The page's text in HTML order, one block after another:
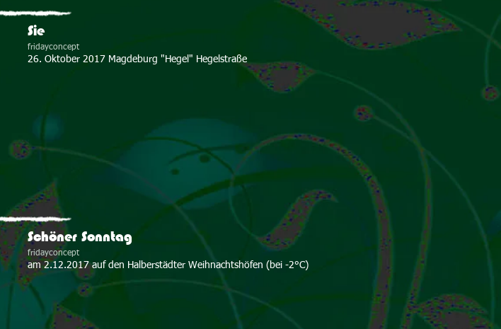
Sie
fridayconcept
26. Oktober 2017 Magdeburg "Hegel" Hegelstraße
Schöner Sonntag
fridayconcept
am 2.12.2017 auf den Halberstädter Weihnachtshöfen (bei -2°C)